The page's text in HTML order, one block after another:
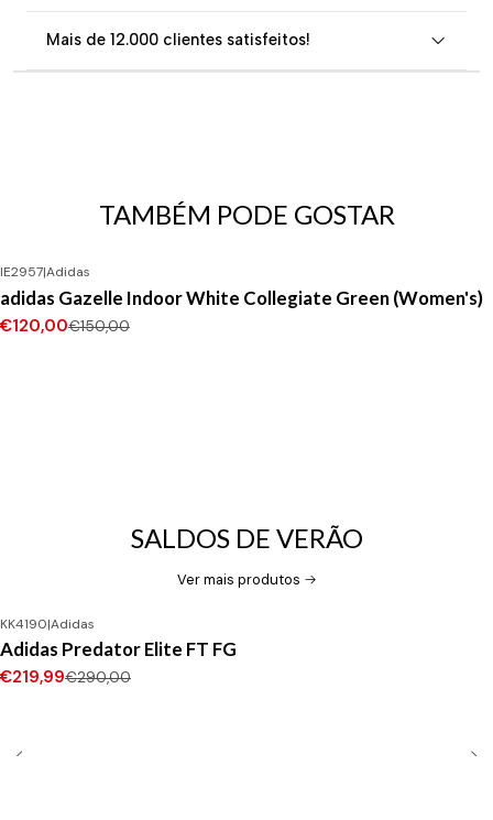
Mais de 12.000 clientes satisfeitos!
TAMBÉM PODE GOSTAR
DESCONTO
IE2957|Adidas
adidas Gazelle Indoor White Collegiate Green (Women's)
€120,00€150,00
SALDOS DE VERÃO
Ver mais produtos
-24%DESCONTO
Novo
KK4190|Adidas
Adidas Predator Elite FT FG
€219,99€290,00